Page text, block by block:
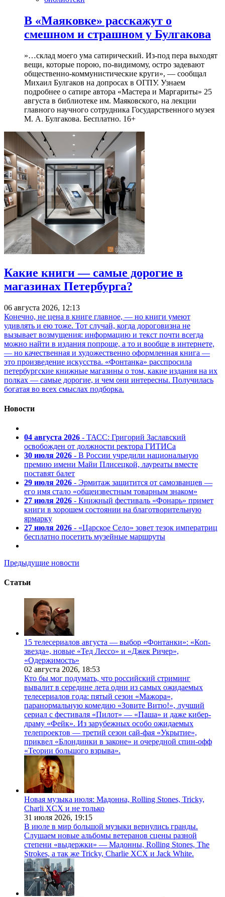
В «Маяковке» расскажут о
смешном и страшном у Булгакова
»…склад моего ума сатирический. Из-под пера выходят
вещи, которые порою, по-видимому, остро задевают
общественно-коммунистические круги», — сообщал
Михаил Булгаков на допросах в ОГПУ. Узнаем
подробнее о сатире автора «Мастера и Маргариты» 25
августа в библиотеке им. Маяковского, на лекции
главного научного сотрудника Государственного музея
М. А. Булгакова. Бесплатно. 16+
Какие книги — самые дорогие в
магазинах Петербурга?
06 августа 2026, 12:13
Конечно, не цена в книге главное, — но книги умеют
удивлять и ею тоже. Тот случай, когда дороговизна не
вызывает возмущения: информацию и текст почти всегда
можно найти в издания попроще, а то и вообще в интернете,
— но качественная и художественно оформленная книга —
это произведение искусства. «Фонтанка» расспросила
петербургские книжные магазины о том, какие издания на их
полках — самые дорогие, и чем они интересны. Получилась
богатая во всех смыслах подборка.
Новости
04 августа 2026 - ТАСС: Григорий Заславский
освобожден от должности ректора ГИТИСа
30 июля 2026 - В России учредили национальную
премию имени Майи Плисецкой, лауреаты вместе
поставят балет
29 июля 2026 - Эрмитаж защитится от самозванцев —
его имя стало «общеизвестным товарным знаком»
27 июля 2026 - Книжный фестиваль «Фонарь» примет
книги в хорошем состоянии на благотворительную
ярмарку
27 июля 2026 - «Царское Село» зовет тезок императриц
бесплатно посетить музейные маршруты
Предыдущие новости
Статьи
15 телесериалов августа — выбор «Фонтанки»: «Коп-
звезда», новые «Тед Лессо» и «Джек Ричер»,
«Одержимость»
02 августа 2026, 18:53
Кто бы мог подумать, что российский стриминг
вывалит в середине лета одни из самых ожидаемых
телесериалов года: пятый сезон «Мажора»,
паранормальную комедию «Зовите Витю!», лучший
сериал с фестиваля «Пилот» — «Паша» и даже кибер-
драму «Фейк». Из зарубежных особо ожидаемых
телепроектов — третий сезон сай-фая «Укрытие»,
приквел «Блондинки в законе» и очередной спин-офф
«Теории большого взрыва».
Новая музыка июля: Мадонна, Rolling Stones, Tricky,
Charli XCX и не только
31 июля 2026, 19:15
В июле в мир большой музыки вернулись гранды.
Слушаем новые альбомы ветеранов сцены разной
степени «выдержки» — Мадонны, Rolling Stones, The
Strokes, а так же Tricky, Charlie XCX и Jack White.